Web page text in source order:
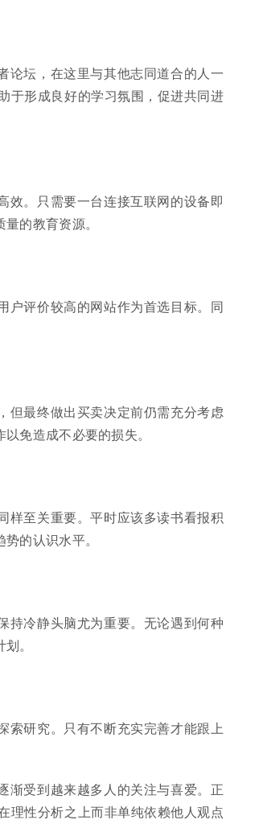
论坛，在这里与其他志同道合的人一
于形成良好的学习氛围，促进共同进
效。只需要一台连接互联网的设备即
的教育资源。
户评价较高的网站作为首选目标。同
但最终做出买卖决定前仍需充分考虑
免造成不必要的损失。
样至关重要。平时应该多读书看报积
的认识水平。
持冷静头脑尤为重要。无论遇到何种
。
索研究。只有不断充实完善才能跟上
渐受到越来越多人的关注与喜爱。正
理性分析之上而非单纯依赖他人观点